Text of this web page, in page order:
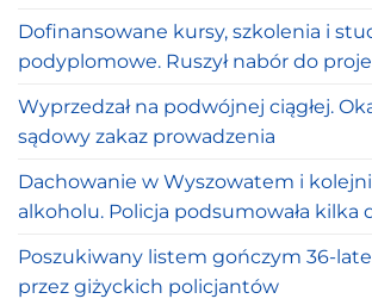
Dofinansowane kursy, szkolenia i
podyplomowe. Ruszył nabór do
Wyprzedzał na podwójnej ciągłej.
sądowy zakaz prowadzenia
Dachowanie w Wyszowatem i
alkoholu. Policja podsumowała kilka
Poszukiwany listem gończym 36-
przez giżyckich policjantów